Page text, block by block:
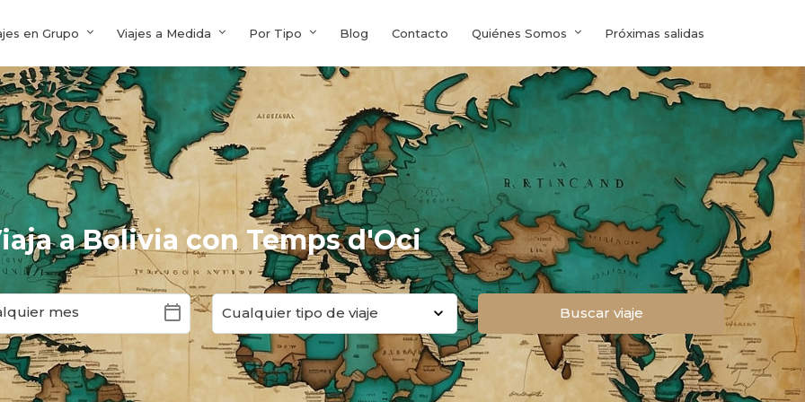
en Grupo Viajes a Medida Por Tipo Blog Contacto Quiénes Somos Próximas salidas
a Bolivia con Temps d'Oci
calendar_today